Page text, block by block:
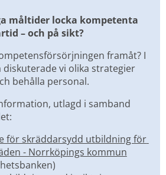
måltider locka kompetenta
– och på sikt?
framåt? I
diskuterade vi olika strategier
behålla personal.
utlagd i samband
för skräddarsydd utbildning för
- Norrköpings kommun